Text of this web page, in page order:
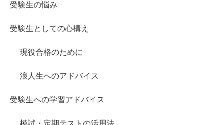
受験生の悩み
受験生としての心構え
現役合格のために
浪人生へのアドバイス
受験生への学習アドバイス